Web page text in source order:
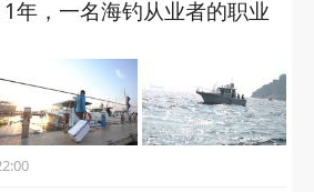
年，一名海钓从业者的职业
22:00